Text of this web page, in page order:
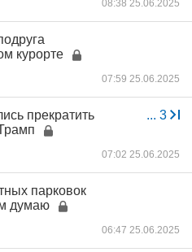
08:38 25.06.2025
курорте
07:59 25.06.2025
... 3
прекратить
07:02 25.06.2025
парковок
думаю
06:47 25.06.2025